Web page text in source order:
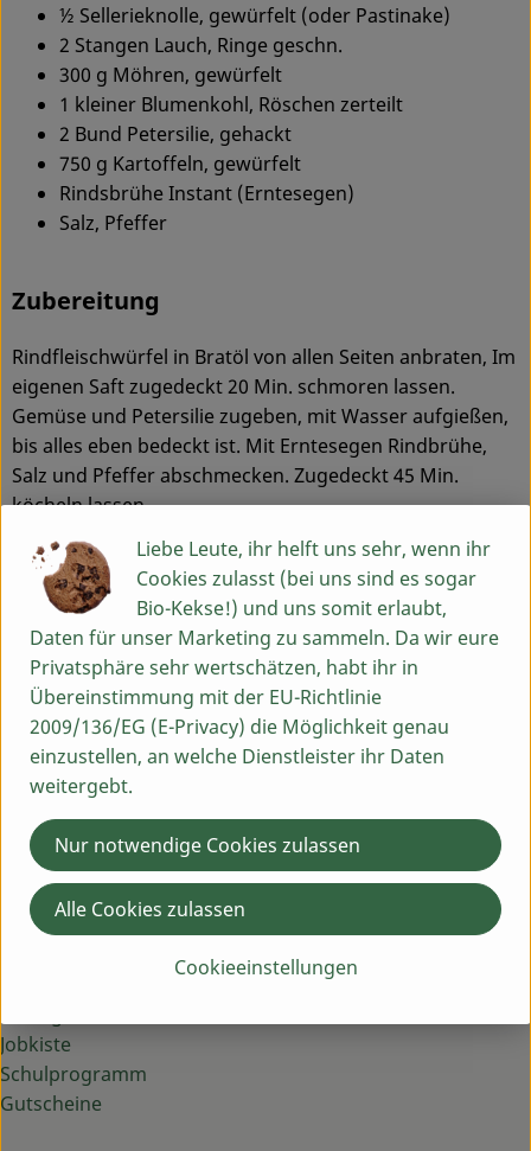
Obst & Gemüse
Kühltheke
Backwaren
Haltbares
Drogerie
So geht's
Über uns
Blog & Aktuelles
Service
½ Sellerieknolle, gewürfelt (oder Pastinake)
2 Stangen Lauch, Ringe geschn.
300 g Möhren, gewürfelt
1 kleiner Blumenkohl, Röschen zerteilt
2 Bund Petersilie, gehackt
750 g Kartoffeln, gewürfelt
Rindsbrühe Instant (Erntesegen)
Salz, Pfeffer
Zubereitung
Rindfleischwürfel in Bratöl von allen Seiten anbraten, Im
eigenen Saft zugedeckt 20 Min. schmoren lassen.
Gemüse und Petersilie zugeben, mit Wasser aufgießen,
bis alles eben bedeckt ist. Mit Erntesegen Rindbrühe,
Salz und Pfeffer abschmecken. Zugedeckt 45 Min.
köcheln lassen.
Zurück
Du hast eine Frage? Wir helfen dir gern:
Egenhausen 54
91619 Obernzenn
Montag bis Freitag: 9 bis 13 Uhr
Schick uns eine WhatsApp an 09844 33 5 99 0
09844 33 5 99 0
info@baumannshof.de
Lieferservice
Jobkiste
Schulprogramm
Gutscheine
Liebe Leute, ihr helft uns sehr, wenn ihr
Cookies zulasst (bei uns sind es sogar
Bio-Kekse!) und uns somit erlaubt,
Daten für unser Marketing zu sammeln. Da wir eure
Privatsphäre sehr wertschätzen, habt ihr in
Übereinstimmung mit der EU-Richtlinie
2009/136/EG (E-Privacy) die Möglichkeit genau
einzustellen, an welche Dienstleister ihr Daten
weitergebt.
Cookieeinstellungen
Nur notwendige Cookies zulassen
Alle Cookies zulassen